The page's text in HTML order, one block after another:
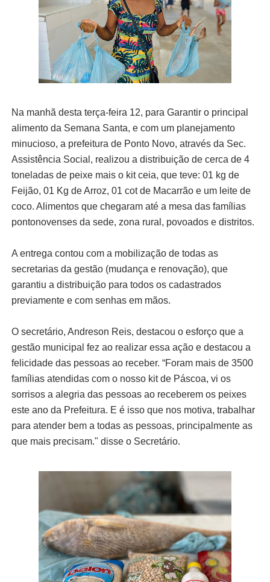
Na manhã desta terça-feira 12, para Garantir o principal
alimento da Semana Santa, e com um planejamento
minucioso, a prefeitura de Ponto Novo, através da Sec.
Assistência Social, realizou a distribuição de cerca de 4
toneladas de peixe mais o kit ceia, que teve: 01 kg de
Feijão, 01 Kg de Arroz, 01 cot de Macarrão e um leite de
coco. Alimentos que chegaram até a mesa das famílias
pontonovenses da sede, zona rural, povoados e distritos.
A entrega contou com a mobilização de todas as
secretarias da gestão (mudança e renovação), que
garantiu a distribuição para todos os cadastrados
previamente e com senhas em mãos.
O secretário, Andreson Reis, destacou o esforço que a
gestão municipal fez ao realizar essa ação e destacou a
felicidade das pessoas ao receber. “Foram mais de 3500
famílias atendidas com o nosso kit de Páscoa, vi os
sorrisos a alegria das pessoas ao receberem os peixes
este ano da Prefeitura. E é isso que nos motiva, trabalhar
para atender bem a todas as pessoas, principalmente as
que mais precisam." disse o Secretário.